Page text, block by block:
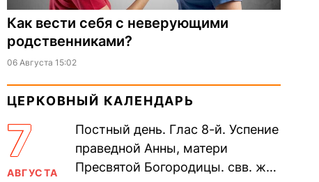
Как вести себя с неверующими
родственниками?
06 Августа 15:02
ЦЕРКОВНЫЙ КАЛЕНДАРЬ
7
АВГУСТА
Постный день. Глас 8-й. Успение
праведной Анны, матери
Пресвятой Богородицы. свв. жен